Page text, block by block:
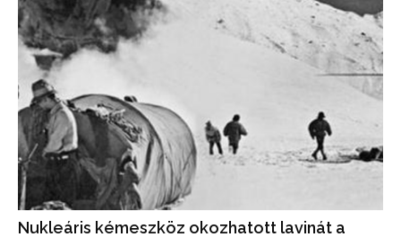
Nukleáris kémeszköz okozhatott lavinát a